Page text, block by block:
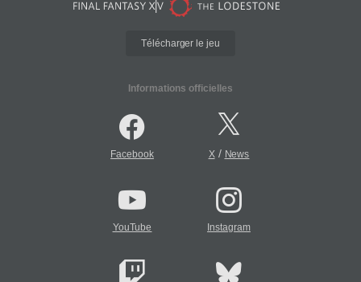
Télécharger le jeu
Informations officielles
Facebook X/ News
YouTube Instagram